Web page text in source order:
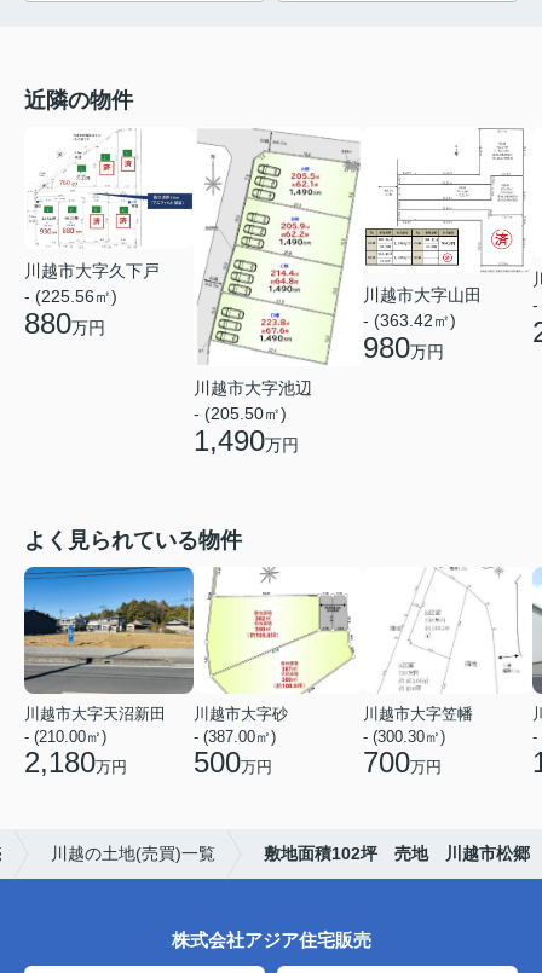
近隣の物件
川越市大字久下戸
- (225.56㎡)
880万円
川越市大字池辺
- (205.50㎡)
1,490万円
川越市大字山田
- (363.42㎡)
980万円
-
よく見られている物件
川越市大字天沼新田
- (210.00㎡)
2,180万円
川越市大字砂
- (387.00㎡)
500万円
川越市大字笠幡
- (300.30㎡)
700万円
-
川越の土地(売買)一覧 敷地面積102坪 売地 川越市松郷
株式会社アジア住宅販売